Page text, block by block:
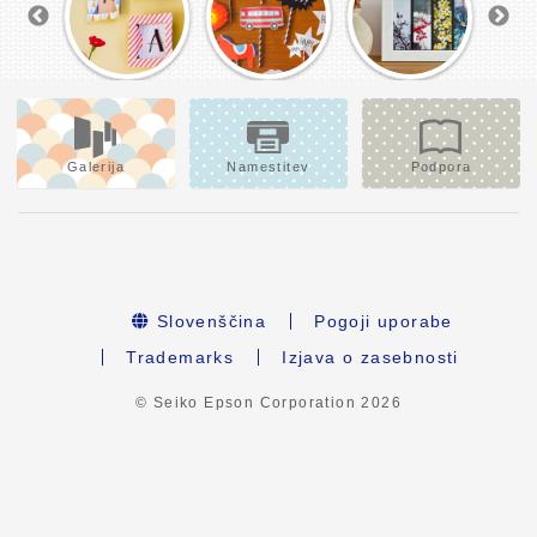
Galerija Namestitev Podpora
Slovenščina
Pogoji uporabe
Trademarks
Izjava o zasebnosti
© Seiko Epson Corporation2026